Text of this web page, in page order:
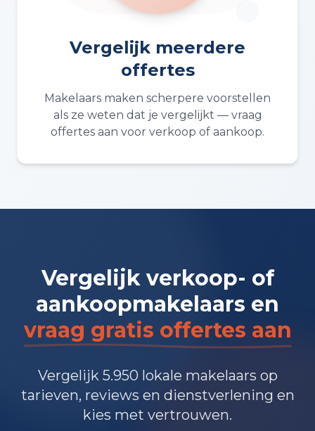
Vergelijk meerdere
offertes
Makelaars maken scherpere voorstellen
als ze weten dat je vergelijkt — vraag
offertes aan voor verkoop of aankoop.
Vergelijk verkoop- of
aankoopmakelaars en
vraag gratis offertes aan
Vergelijk 5.950 lokale makelaars op
tarieven, reviews en dienstverlening en
kies met vertrouwen.